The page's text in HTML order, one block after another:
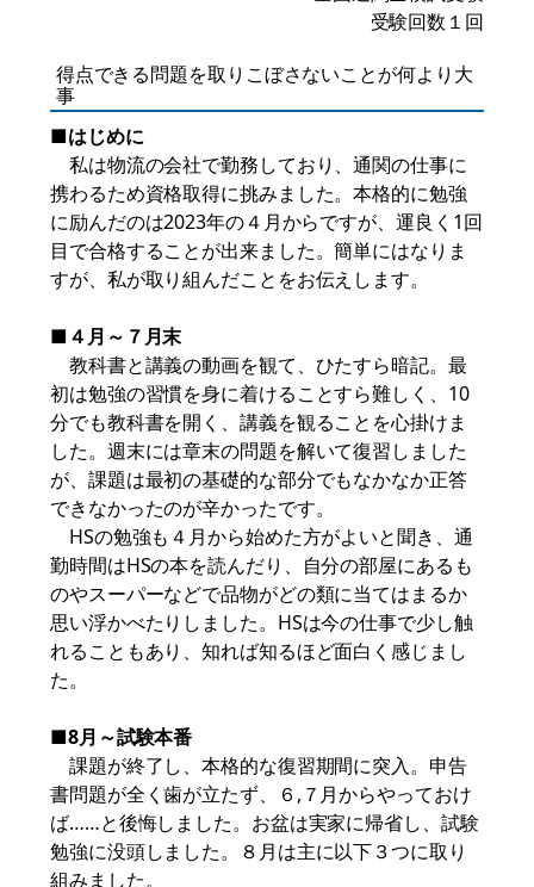
受験回数１回
得点できる問題を取りこぼさないことが何より大
事
■はじめに
私は物流の会社で勤務しており、通関の仕事に
携わるため資格取得に挑みました。本格的に勉強
に励んだのは2023年の４月からですが、運良く1回
目で合格することが出来ました。簡単にはなりま
すが、私が取り組んだことをお伝えします。
■４月～７月末
教科書と講義の動画を観て、ひたすら暗記。最
初は勉強の習慣を身に着けることすら難しく、10
分でも教科書を開く、講義を観ることを心掛けま
した。週末には章末の問題を解いて復習しました
が、課題は最初の基礎的な部分でもなかなか正答
できなかったのが辛かったです。
HSの勉強も４月から始めた方がよいと聞き、通
勤時間はHSの本を読んだり、自分の部屋にあるも
のやスーパーなどで品物がどの類に当てはまるか
思い浮かべたりしました。HSは今の仕事で少し触
れることもあり、知れば知るほど面白く感じまし
た。
■8月～試験本番
課題が終了し、本格的な復習期間に突入。申告
書問題が全く歯が立たず、６,７月からやっておけ
ば……と後悔しました。お盆は実家に帰省し、試験
勉強に没頭しました。８月は主に以下３つに取り
組みました。